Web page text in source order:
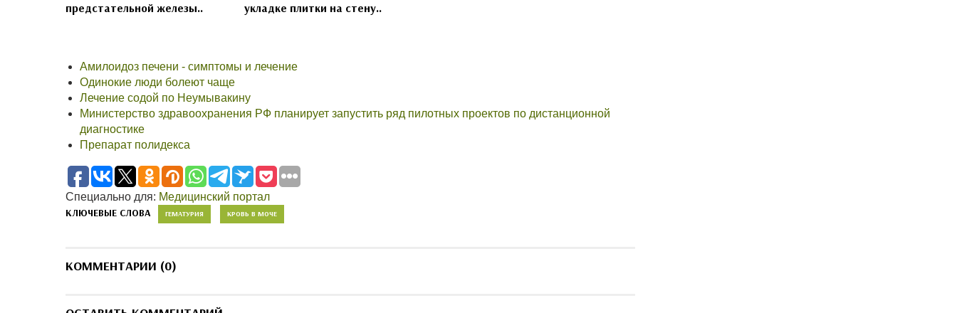
предстательной железы..
укладке плитки на стену..
Амилоидоз печени - симптомы и лечение
Одинокие люди болеют чаще
Лечение содой по Неумывакину
Министерство здравоохранения РФ планирует запустить ряд пилотных проектов по дистанционной
диагностике
Препарат полидекса
Специально для: Медицинский портал
КЛЮЧЕВЫЕ СЛОВА ГЕМАТУРИЯ КРОВЬ В МОЧЕ
КОММЕНТАРИИ (0)